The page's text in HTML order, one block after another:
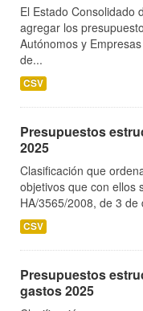
El Estado Consolidado
agregar los
Autónomos y
de...
CSV
Presupuestos
2025
Clasificación que
objetivos que con ellos
HA/3565/2008, de 3
CSV
Presupuestos
gastos 2025